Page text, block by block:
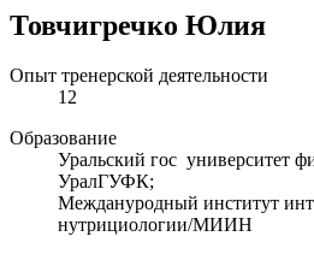
Товчигречко Юлия
Опыт тренерской деятельности
12
Образование
Уральский гос университет
УралГУФК;
Междануродный институт
нутрициологии/МИИН